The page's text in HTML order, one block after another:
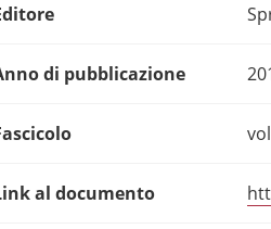
di pubblicazione
al documento